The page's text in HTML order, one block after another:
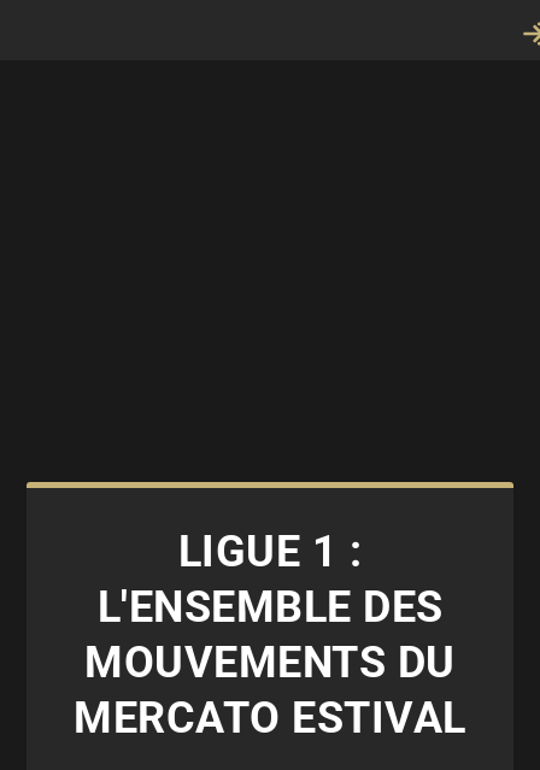
LIGUE 1 :
L'ENSEMBLE DES
MOUVEMENTS DU
MERCATO ESTIVAL